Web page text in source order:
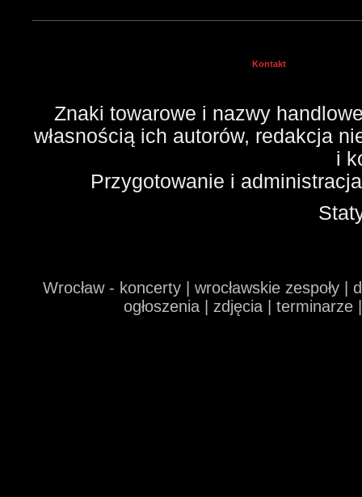
Kontakt
Znaki towarowe i nazwy
własnością ich autorów, redakcja
i
Przygotowanie i
Wrocław - koncerty | wrocławskie zespoły
ogłoszenia | zdjęcia |